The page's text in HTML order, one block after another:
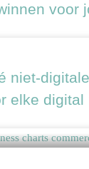
voor
niet-
elke digital